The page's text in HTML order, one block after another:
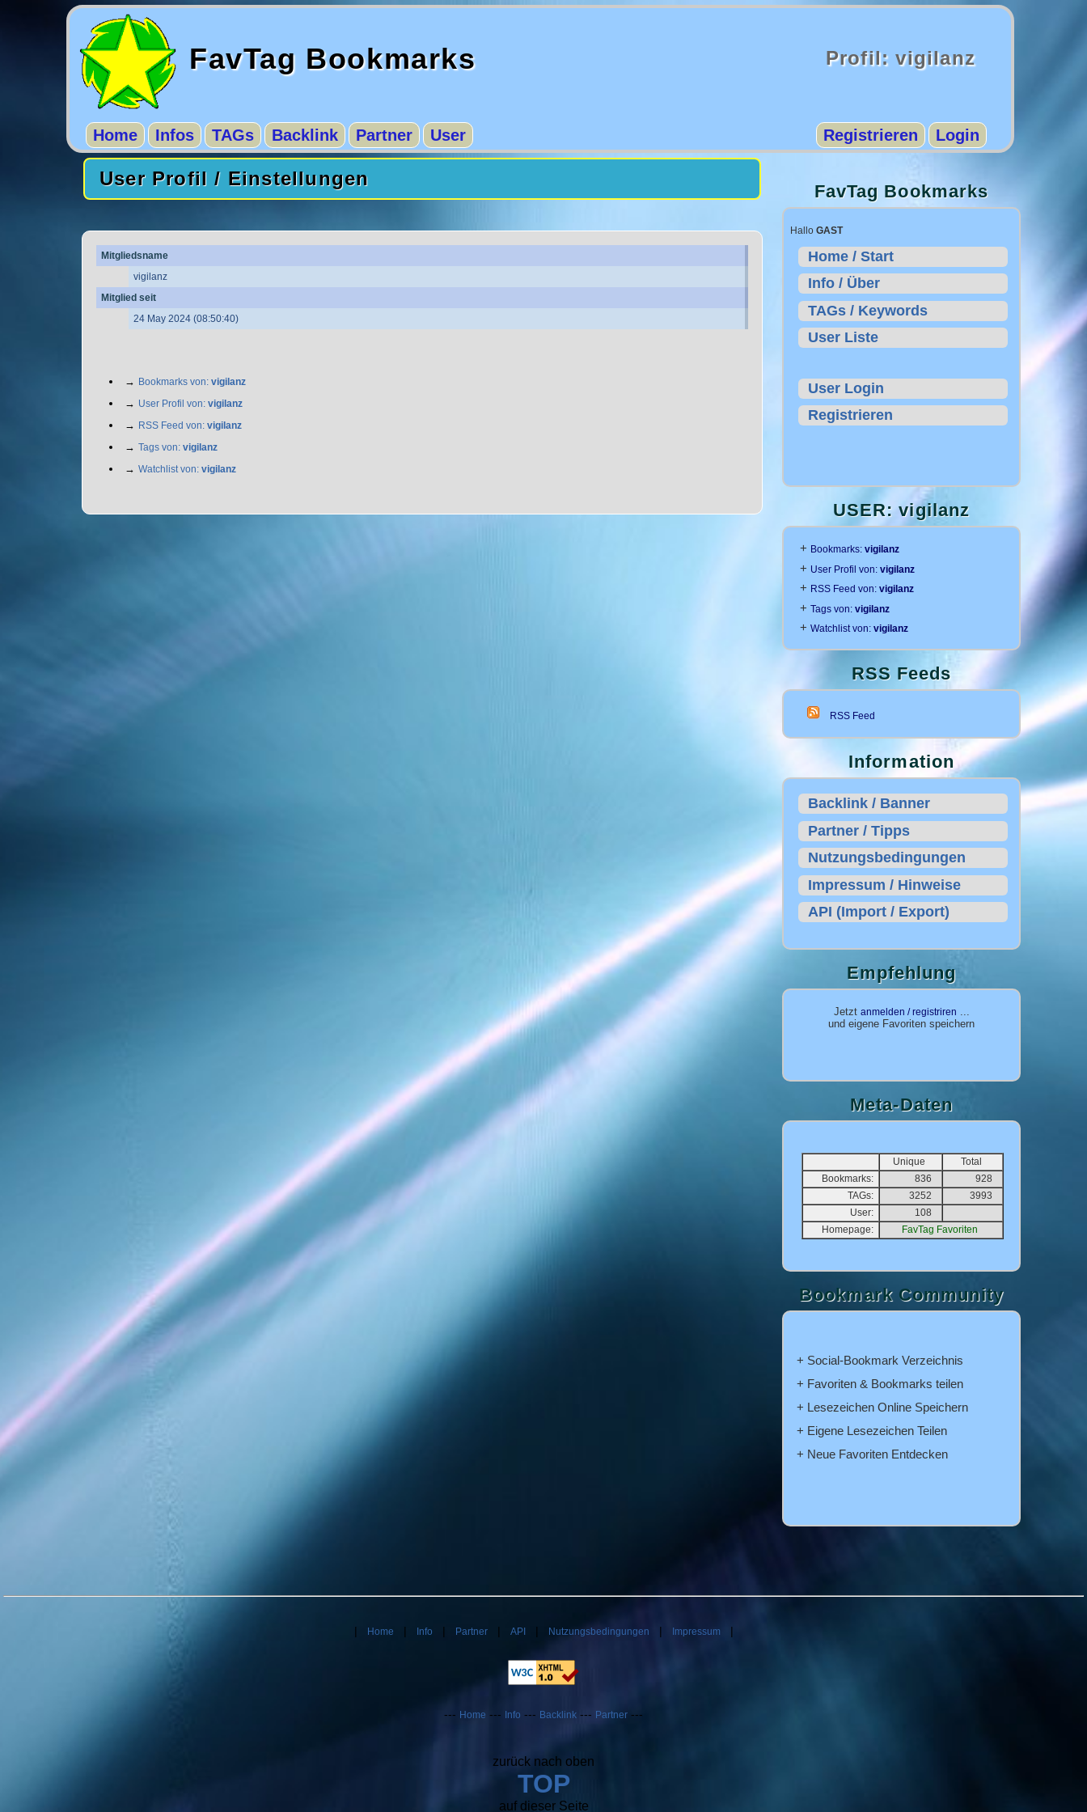
FavTag Bookmarks Profil: vigilanz
Home Infos TAGs Backlink Partner User Login
Registrieren
User Profil / Einstellungen
Mitgliedsname
vigilanz
Mitglied seit
24 May 2024 (08:50:40)
→ Bookmarks von: vigilanz
→ User Profil von: vigilanz
→ RSS Feed von: vigilanz
→ Tags von: vigilanz
→ Watchlist von: vigilanz
FavTag Bookmarks
Hallo GAST
Home / Start
Info / Über
TAGs / Keywords
User Liste
User Login
Registrieren
USER: vigilanz
+ Bookmarks: vigilanz
+ User Profil von: vigilanz
+ RSS Feed von: vigilanz
+ Tags von: vigilanz
+ Watchlist von: vigilanz
RSS Feeds
RSS Feed
Information
Backlink / Banner
Partner / Tipps
Nutzungsbedingungen
Impressum / Hinweise
API (Import / Export)
Empfehlung
Jetzt anmelden / registriren
und eigene Favoriten speichern
Meta-Daten
Unique
Total
Bookmarks:
836
928
TAGs:
3252
3993
User:
108
Homepage:
FavTag Favoriten
Bookmark Community
+ Social-Bookmark Verzeichnis
+ Favoriten & Bookmarks teilen
+ Lesezeichen Online Speichern
+ Eigene Lesezeichen Teilen
+ Neue Favoriten Entdecken
| Home | Info | Partner| API| Nutzungsbedingungen | Impressum|
--- Home --- Info --- Backlink --- Partner ---
zurück nach oben
TOP
auf dieser Seite